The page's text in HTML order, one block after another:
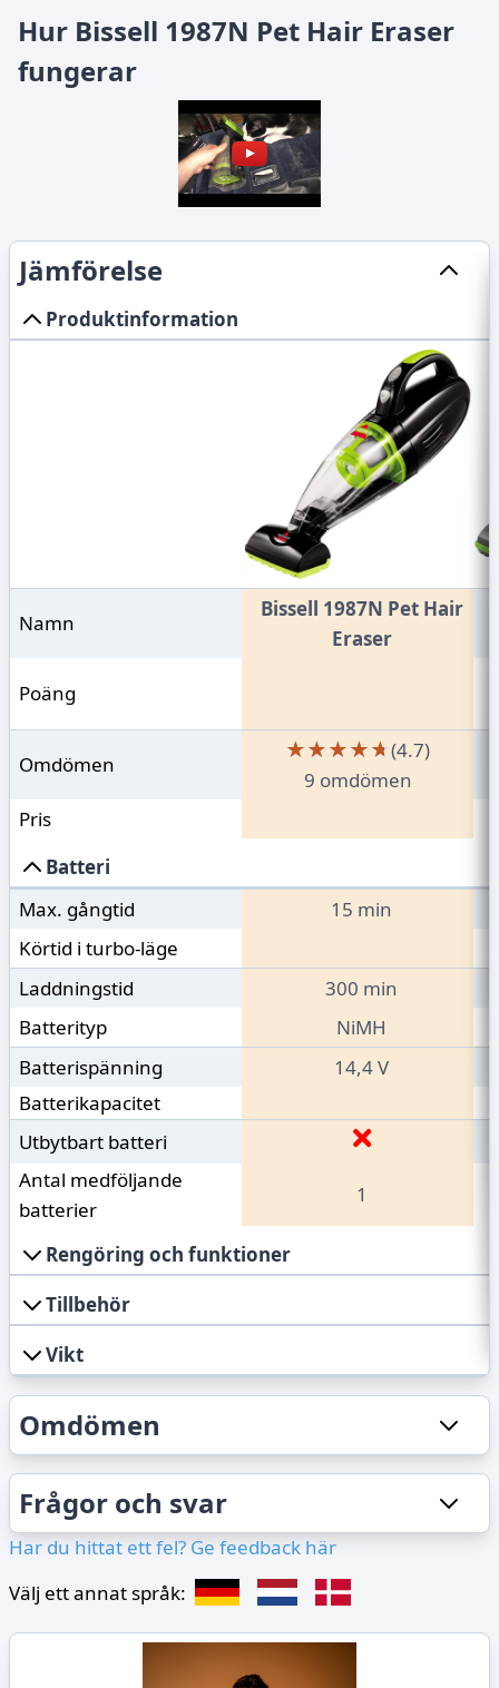
Hur Bissell 1987N Pet Hair Eraser
fungerar
Jämförelse
Produktinformation
Namn
Bissell 1987N Pet Hair
Eraser
Poäng
Omdömen
★★★★★
★★★★★(4.7)
9 omdömen
Pris
Batteri
Max. gångtid
15 min
Körtid i turbo-läge
Laddningstid
300 min
Batterityp
NiMH
Batterispänning
14,4 V
Batterikapacitet
Utbytbart batteri
Antal medföljande
batterier
1
Rengöring och funktioner
Tillbehör
Vikt
Omdömen
Frågor och svar
Har du hittat ett fel? Ge feedback här
Välj ett annat språk: